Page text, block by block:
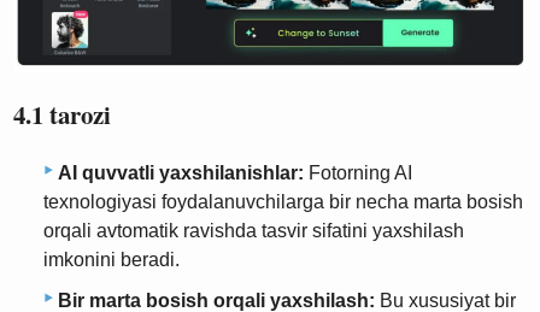
4.1 tarozi
AI quvvatli yaxshilanishlar: Fotorning AI
texnologiyasi foydalanuvchilarga bir necha marta bosish
orqali avtomatik ravishda tasvir sifatini yaxshilash
imkonini beradi.
Bir marta bosish orqali yaxshilash: Bu xususiyat bir